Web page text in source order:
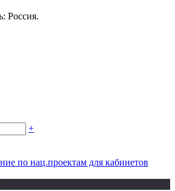
Россия.
+
по нац.проектам для кабинетов